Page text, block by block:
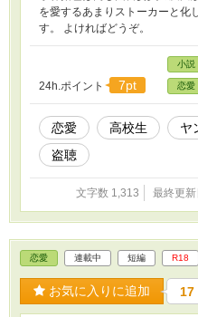
を愛するあまりストーカーと化
す。 よければどうぞ。
24h.ポイント 7pt
小説
恋愛
恋愛 高校生 ヤ
盗聴
文字数 1,313 最終更
恋愛 連載中 短編 R18
お気に入りに追加 17